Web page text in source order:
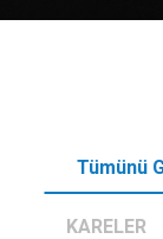
Tümünü
KARELER